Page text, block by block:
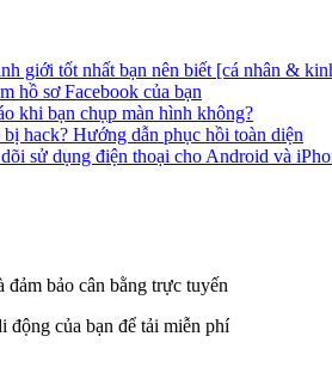
giới tốt nhất bạn nên biết [cá nhân &
hồ sơ Facebook của bạn
khi bạn chụp màn hình không?
hack? Hướng dẫn phục hồi toàn diện
sử dụng điện thoại cho Android và
đảm bảo cân bằng trực tuyến
động của bạn để tải miễn phí